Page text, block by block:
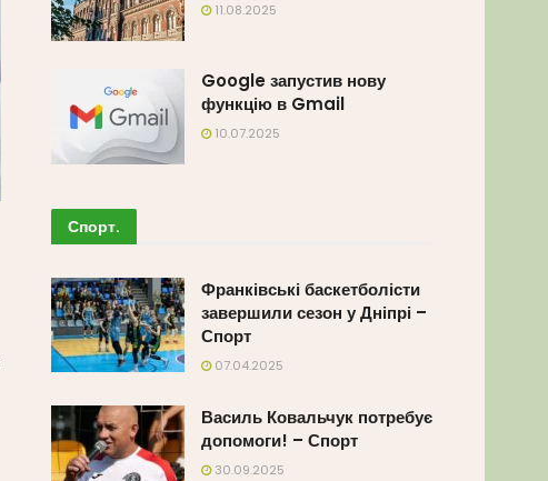
11.08.2025
Google запустив нову
функцію в Gmail
10.07.2025
Спорт.
Франківські баскетболісти
завершили сезон у Дніпрі –
Спорт
07.04.2025
Василь Ковальчук потребує
допомоги! – Спорт
30.09.2025